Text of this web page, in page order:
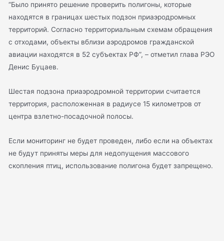
“Было принято решение проверить полигоны, которые
находятся в границах шестых подзон приаэродромных
территорий. Согласно территориальным схемам обращения
с отходами, объекты вблизи аэродромов гражданской
авиации находятся в 52 субъектах РФ”, – отметил глава РЭО
Денис Буцаев.
Шестая подзона приаэродромной территории считается
территория, расположенная в радиусе 15 километров от
центра взлетно-посадочной полосы.
Если мониторинг не будет проведен, либо если на объектах
не будут приняты меры для недопущения массового
скопления птиц, использование полигона будет запрещено.